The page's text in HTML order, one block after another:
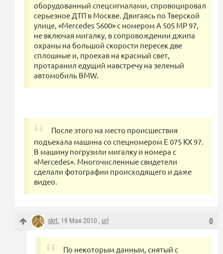
оборудованный спецсигналами, спровоцировал
серьезное ДТП в Москве. Двигаясь по Тверской
улице, «Mercedes S600» с номером А 505 МР 97,
не включая мигалку, в сопровождении джипа
охраны на большой скорости пересек две
сплошные и, проехав на красный свет,
протаранил едущий навстречу на зеленый
автомобиль BMW.
После этого на место происшествия
подъехала машина со спецномером Е 075 КХ 97.
В машину погрузили мигалку и номера с
«Mercedes». Многочисленные свидетели
сделали фотографии происходящего и даже
видео.
0
skrt, 19 Мая 2010 , url
По некоторым данным, снятый с